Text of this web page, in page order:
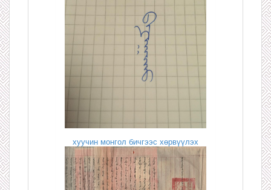
хуучин монгол бичгээс хөрвүүлэх